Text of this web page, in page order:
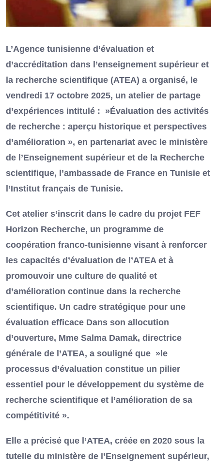
L’Agence tunisienne d’évaluation et
d’accréditation dans l’enseignement supérieur et
la recherche scientifique (ATEA) a organisé, le
vendredi 17 octobre 2025, un atelier de partage
d’expériences intitulé : »Évaluation des activités
de recherche : aperçu historique et perspectives
d’amélioration », en partenariat avec le ministère
de l’Enseignement supérieur et de la Recherche
scientifique, l’ambassade de France en Tunisie et
l’Institut français de Tunisie.
Cet atelier s’inscrit dans le cadre du projet FEF
Horizon Recherche, un programme de
coopération franco-tunisienne visant à renforcer
les capacités d’évaluation de l’ATEA et à
promouvoir une culture de qualité et
d’amélioration continue dans la recherche
scientifique. Un cadre stratégique pour une
évaluation efficace Dans son allocution
d’ouverture, Mme Salma Damak, directrice
générale de l’ATEA, a souligné que »le
processus d’évaluation constitue un pilier
essentiel pour le développement du système de
recherche scientifique et l’amélioration de sa
compétitivité ».
Elle a précisé que l’ATEA, créée en 2020 sous la
tutelle du ministère de l’Enseignement supérieur,